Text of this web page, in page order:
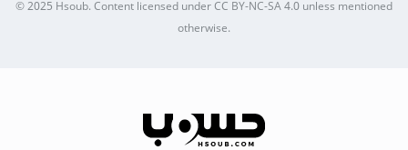
© 2025Hsoub.Content licensed underCC BY-NC-SA 4.0unless mentioned
otherwise.